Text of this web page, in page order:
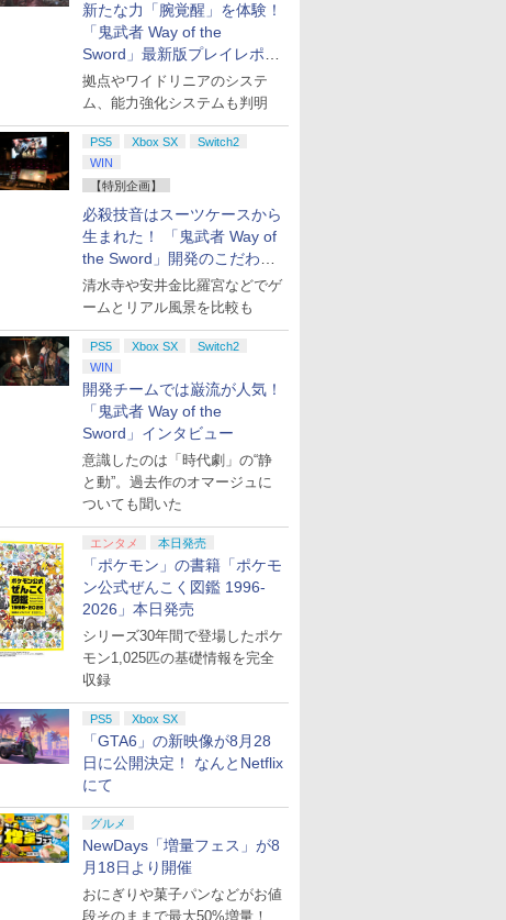
新たな力「腕覚醒」を体験！
「鬼武者 Way of the
Sword」最新版プレイレポー
ト
拠点やワイドリニアのシステ
ム、能力強化システムも判明
PS5 Xbox SX
Switch2
WIN
【特別企画】
必殺技音はスーツケースから
生まれた！ 「鬼武者 Way of
the Sword」開発のこだわり
を目撃！
清水寺や安井金比羅宮などでゲ
ームとリアル風景を比較も
PS5 Xbox SX
Switch2
WIN
開発チームでは巌流が人気！
「鬼武者 Way of the
Sword」インタビュー
意識したのは「時代劇」の“静
と動”。過去作のオマージュに
ついても聞いた
エンタメ 本日発売
「ポケモン」の書籍「ポケモ
ン公式ぜんこく図鑑 1996-
2026」本日発売
シリーズ30年間で登場したポケ
モン1,025匹の基礎情報を完全
収録
PS5 Xbox SX
「GTA6」の新映像が8月28
日に公開決定！ なんとNetflix
にて
グルメ
NewDays「増量フェス」が8
月18日より開催
おにぎりや菓子パンなどがお値
段そのままで最大50%増量！